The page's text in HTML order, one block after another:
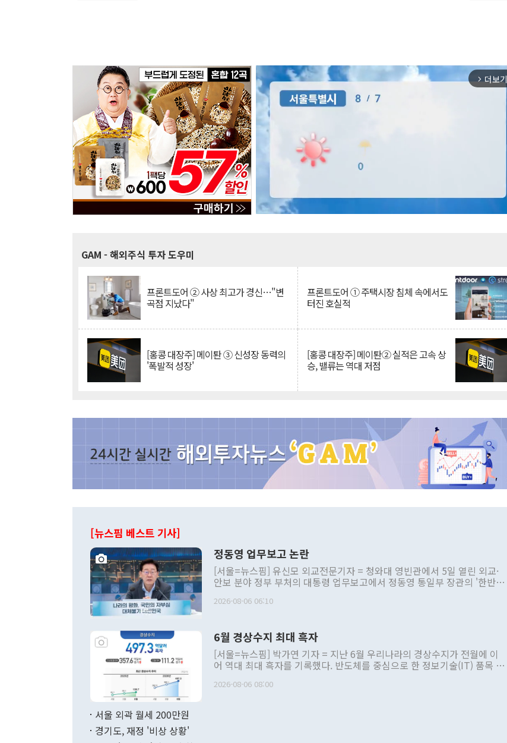
arrow_forward_ios 더보기
GAM - 해외주식 투자 도우미
프론트도어 ② 사상 최고가 경신…"변
곡점 지났다"
프론트도어 ① 주택시장 침체 속에서도
터진 호실적
[홍콩 대장주] 메이퇀 ③ 신성장 동력의
'폭발적 성장'
[홍콩 대장주] 메이퇀② 실적은 고속 상
승, 밸류는 역대 저점
[뉴스핌 베스트 기사]
정동영 업무보고 논란
[서울=뉴스핌] 유신모 외교전문기자 = 청와대 영빈관에서 5일 열린 외교·
안보 분야 정부 부처의 대통령 업무보고에서 정동영 통일부 장관의 '한반도
발언 중에는 정부 내 조율을 거치지 않은 사안을 정책으로 추진하겠다고 공
주의적 희망에 근거한 비현실적 구상'이라는 비판을 내놨다. 그동안 정 장
관의 대북 정책 관련 발언이 물의를 빚은 적은 여러 번 있지만 대통령과 유
관 부처 장관이 공개적으로 부정적 입장을 표명한 것은 이례적이다. 정 장
관의 무리한 대북 접근법과 월권을 제어해야 한다는 목소리도 높아지고 있
다. [정동영 통일부 장관이 지난달 23일 오후 서울 종로구 정부서울청사에
2026-08-06 06:10
6월 경상수지 최대 흑자
[서울=뉴스핌] 박가연 기자 = 지난 6월 우리나라의 경상수지가 전월에 이
어 역대 최대 흑자를 기록했다. 반도체를 중심으로 한 정보기술(IT) 품목 수
료=한국은행] 한국은행이 6일 발표한 '2026년 6월 국제수지(잠정)'에 따르
2026-08-06 08:00
서울 외곽 월세 200만원
경기도, 재정 '비상 상황'